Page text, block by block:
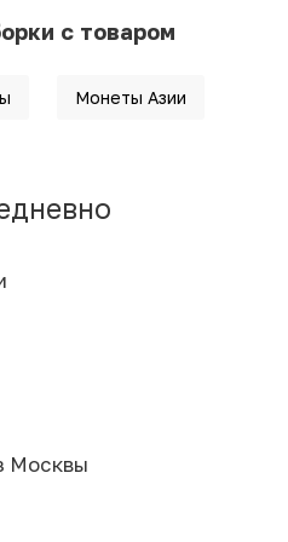
с товаром
Монеты Азии
Москвы